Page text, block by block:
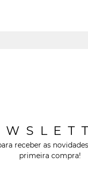
receber as
primeira compra!